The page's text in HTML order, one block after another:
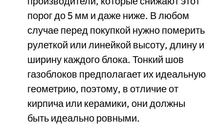
порог до 5 мм и даже ниже. В любом
случае перед покупкой нужно померить
рулеткой или линейкой высоту, длину и
ширину каждого блока. Тонкий шов
газоблоков предполагает их идеальную
геометрию, поэтому, в отличие от
кирпича или керамики, они должны
быть идеально ровными.